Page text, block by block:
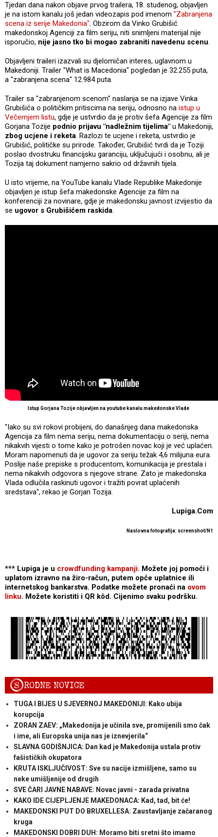
Tjedan dana nakon objave prvog trailera, 18. studenog, objavljen
je na istom kanalu još jedan videozapis pod imenom "Zabranjena
scena iz serije Makedonia". Obzirom da Vinko Grubišić
makedonskoj Agenciji za film seriju, niti snimljeni materijal nije
isporučio, nije jasno tko bi mogao zabraniti navedenu scenu.
Objavljeni traileri izazvali su djelomičan interes, uglavnom u
Makedoniji. Trailer "What is Macedonia" pogledan je 32.255 puta,
a "zabranjena scena" 12.984 puta.
Trailer sa "zabranjenom scenom" naslanja se na izjave Vinka
Grubišića o političkim pritiscima na seriju, odnosno na istup u
Večernjem listu, gdje je ustvrdio da je protiv šefa Agencije za film
Gorjana Tozije podnio prijavu "nadležnim tijelima" u Makedoniji,
zbog ucjene i reketa. Razlozi te ucjene i reketa, ustvrdio je
Grubišić, političke su prirode. Također, Grubišić tvrdi da je Toziji
poslao dvostruku financijsku garanciju, uključujući i osobnu, ali je
Tozija taj dokument namjerno sakrio od državnih tijela.
U isto vrijeme, na YouTube kanalu Vlade Republike Makedonije
objavljen je istup šefa makedonske Agencije za film na
konferenciji za novinare, gdje je makedonsku javnost izvijestio da
se ugovor s Grubišićem raskida.
Istup Gorjana Tozije objavljen na youtube kanalu makedonske Vlade
"Iako su svi rokovi probijeni, do današnjeg dana makedonska
Agencija za film nema seriju, nema dokumentaciju o seriji, nema
nikakvih vijesti o tome kako je potrošen novac koji je već uplaćen.
Moram napomenuti da je ugovor za seriju težak 4,6 milijuna eura.
Poslije naše prepiske s producentom, komunikacija je prestala i
nema nikakvih odgovora s njegove strane. Zato je makedonska
Vlada odlučila raskinuti ugovor i tražiti povrat uplaćenih
sredstava", rekao je Gorjan Tozija.
Lupiga.Com
Naslovna fotografija: screenshot/N1
*** Lupiga je u crowdfunding kampanji. Možete joj pomoći i
uplatom izravno na žiro-račun, putem opće uplatnice ili
internetskog bankarstva. Podatke možete pronaći na ovom
linku. Možete koristiti i QR kôd. Cijenimo svaku podršku.
SRODNE NOVICE
TUGA I BIJES U SJEVERNOJ MAKEDONIJI: Kako ubija
korupcija
ZORAN ZAEV: „Makedonija je učinila sve, promijenili smo čak
i ime, ali Europska unija nas je iznevjerila“
SLAVNA GODIŠNJICA: Dan kad je Makedonija ustala protiv
fašističkih okupatora
KRUTA ISKLJUČIVOST: Sve su nacije izmišljene, samo su
neke umišljenije od drugih
SVE ČARI JAVNE NABAVE: Novac javni - zarada privatna
KAKO IDE CIJEPLJENJE MAKEDONACA: Kad, tad, bit će!
MAKEDONSKI PUT DO BRUXELLESA: Zaustavljanje začaranog
kruga
MAKEDONSKI DOBRI DUH: Moramo biti sretni što imamo